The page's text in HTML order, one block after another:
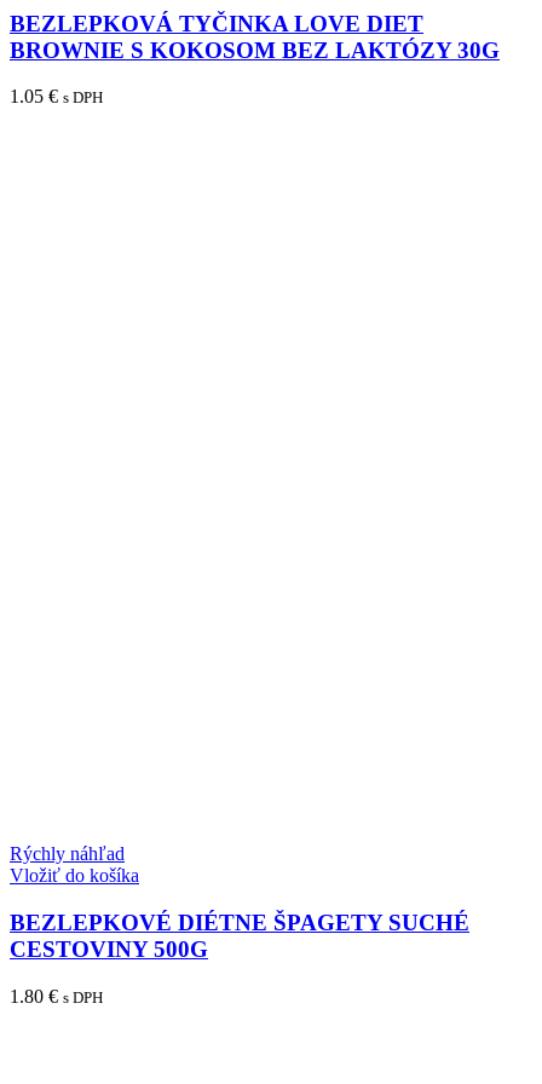
BEZLEPKOVÁ TYČINKA LOVE DIET
BROWNIE S KOKOSOM BEZ LAKTÓZY 30G
1.05 € s DPH
Rýchly náhľad
Vložiť do košíka
BEZLEPKOVÉ DIÉTNE ŠPAGETY SUCHÉ
CESTOVINY 500G
1.80 € s DPH